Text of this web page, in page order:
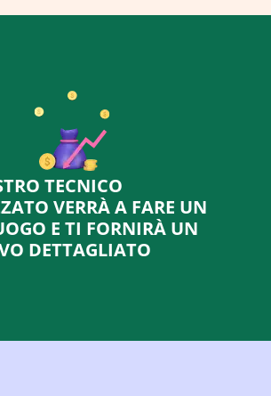
TECNICO
VERRÀ A FARE UN
E TI FORNIRÀ UN
DETTAGLIATO